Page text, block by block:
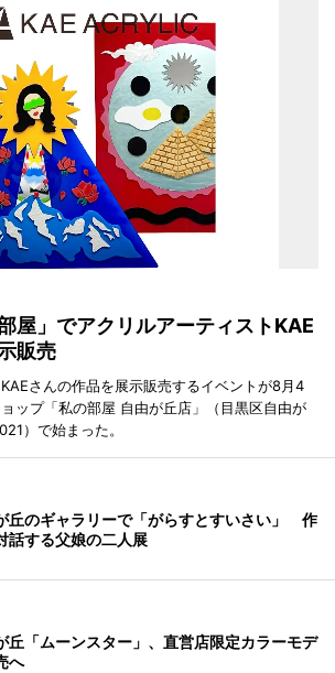
屋」でアクリルアーティストKAE
販売
さんの作品を展示販売するイベントが8月4
ップ「私の部屋 自由が丘店」（目黒区自由が
）で始まった。
丘のギャラリーで「がらすとすいさい」 作
話する父娘の二人展
丘「ムーンスター」、直営店限定カラーモデ
へ